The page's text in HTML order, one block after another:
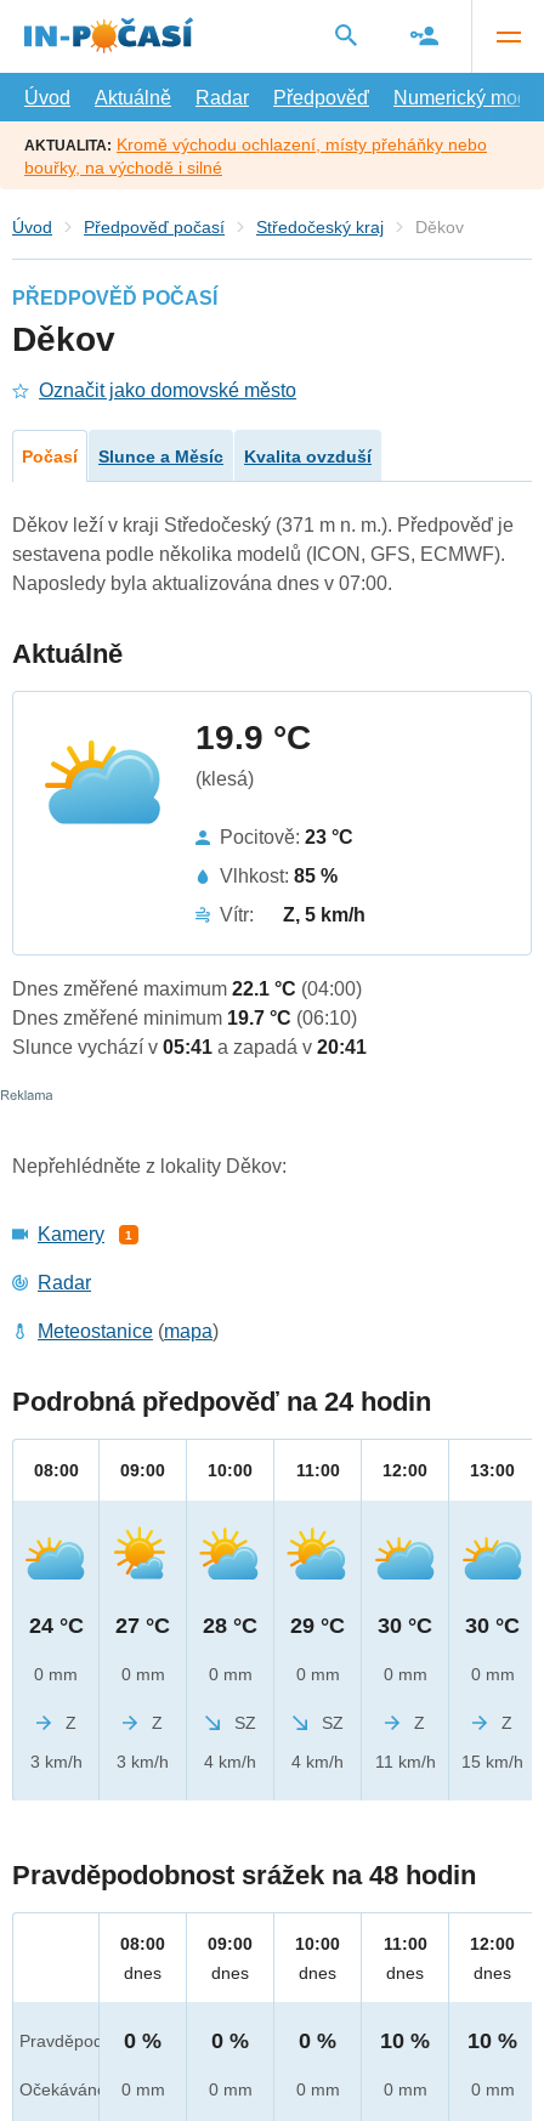
hlavní
Úvod
Aktuálně Radar Předpověď Numerický model
AKTUALITA: Kromě východu ochlazení, místy přeháňky nebo
bouřky, na východě i silné
Úvod Předpověď počasí Středočeský kraj Děkov
PŘEDPOVĚĎ POČASÍ
Děkov
Označit jako domovské město
Počasí Slunce a Měsíc Kvalita ovzduší
Děkov leží v kraji Středočeský (371 m n. m.). Předpověď je
sestavena podle několika modelů (ICON, GFS, ECMWF).
Naposledy byla aktualizována dnes v 07:00.
Aktuálně
19.9 °C
(klesá)
Pocitově: 23 °C
Vlhkost: 85 %
Vítr:
Z, 5 km/h
Dnes změřené maximum 22.1 °C (04:00)
Dnes změřené minimum 19.7 °C (06:10)
Slunce vychází v 05:41 a zapadá v 20:41
Nepřehlédněte z lokality Děkov:
Kamery 1
Radar
Meteostanice (mapa)
Podrobná předpověď na 24 hodin
08:00
24 °C
0 mm
Z
3 km/h
09:00
27 °C
0 mm
Z
3 km/h
10:00
28 °C
0 mm
SZ
4 km/h
11:00
29 °C
0 mm
SZ
4 km/h
12:00
30 °C
0 mm
Z
11 km/h
13:00
30 °C
0 mm
Z
15 km/h
Pravděpodobnost srážek na 48 hodin
Pravděpod.
Očekáváno
08:00
dnes
0 %
0 mm
09:00
dnes
0 %
0 mm
10:00
dnes
0 %
0 mm
11:00
dnes
10 %
0 mm
12:00
dnes
10 %
0 mm